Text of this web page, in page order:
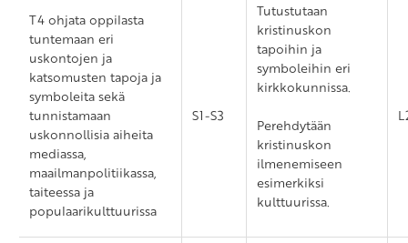
T4 ohjata oppilasta
tuntemaan eri
uskontojen ja
katsomusten tapoja ja
symboleita sekä
tunnistamaan
uskonnollisia aiheita
mediassa,
maailmanpolitiikassa,
taiteessa ja
populaarikulttuurissa
S1-S3
Tutustutaan
kristinuskon
tapoihin ja
symboleihin eri
kirkkokunnissa.
Perehdytään
kristinuskon
ilmenemiseen
esimerkiksi
kulttuurissa.